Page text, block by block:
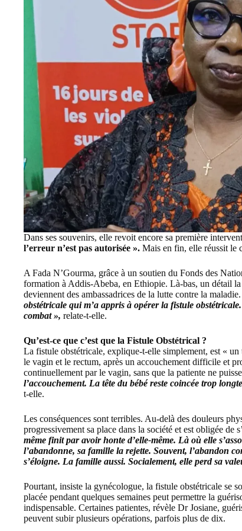
Dans ses souvenirs, elle revoit encore sa première
l’erreur n’est pas autorisée ». Mais en fin, elle réussit le
A Fada N’Gourma, grâce à un soutien du Fonds des
formation à Addis-Abeba, en Ethiopie. Là-bas, un détail
deviennent des ambassadrices de la lutte contre la maladie.
obstétricale qui m’a appris à opérer la fistule
combat », relate-t-elle.
Qu’est-ce que c’est que la Fistule Obstétrical ?
La fistule obstétricale, explique-t-elle simplement, est «
le vagin et le rectum, après un accouchement difficile et
continuellement par le vagin, sans que la patiente ne
l’accouchement. La tête du bébé reste coincée trop
t-elle.
Les conséquences sont terribles. Au-delà des douleurs
progressivement sa place dans la société et est obligée de
même finit par avoir honte d’elle-même. Là où elle
l’abandonne, sa famille la rejette. Souvent, l’abandon
s’éloigne. La famille aussi. Socialement, elle perd sa
Pourtant, insiste la gynécologue, la fistule obstétricale se
placée pendant quelques semaines peut permettre la
indispensable. Certaines patientes, révèle Dr Josiane,
peuvent subir plusieurs opérations, parfois plus de dix.